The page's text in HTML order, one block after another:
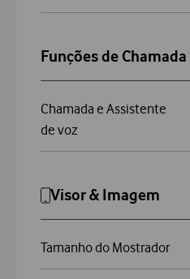
Funções de Chamada
Chamada e Assistente
de voz
Visor & Imagem
Tamanho do Mostrador